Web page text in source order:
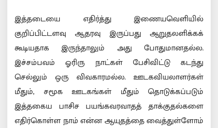
இத்தடையை எதிர்த்து இணையவெளியில்
குறிப்பிட்டளவு ஆதரவு இருப்பது ஆறுதலளிக்கக்
கூடியதாக இருந்தாலும் அது போதுமானதல்ல.
இச்சம்பவம் ஓரிரு நாட்கள் பேசிவிட்டு கடந்து
செல்லும் ஒரு விவகாரமல்ல. ஊடகவியலாளர்கள்
மீதும், சமூக ஊடகங்கள் மீதும் தொடுக்கப்படும்
இத்தகைய பாசிச பயங்கவரவாதத் தாக்குதல்களை
எதிர்கொள்ள நாம் என்ன ஆயுதத்தை வைத்துள்ளோம்